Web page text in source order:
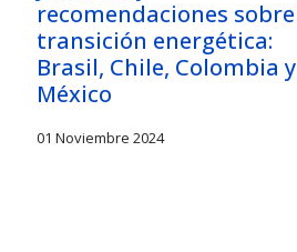
recomendaciones sobre
transición energética:
Brasil, Chile, Colombia y
México
01 Noviembre 2024